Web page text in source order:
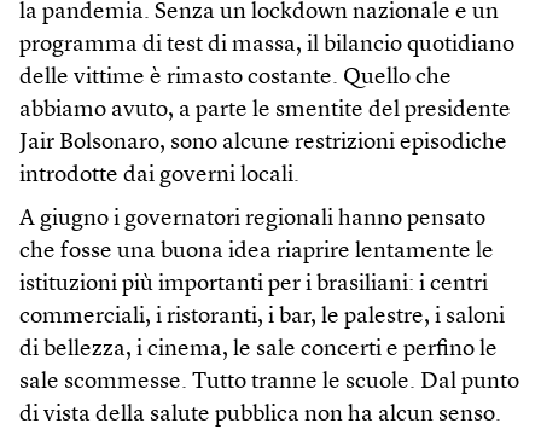
la pandemia. Senza un lockdown nazionale e un
programma di test di massa, il bilancio quotidiano
delle vittime è rimasto costante. Quello che
abbiamo avuto, a parte le smentite del presidente
Jair Bolsonaro, sono alcune restrizioni episodiche
introdotte dai governi locali.
A giugno i governatori regionali hanno pensato
che fosse una buona idea riaprire lentamente le
istituzioni più importanti per i brasiliani: i centri
commerciali, i ristoranti, i bar, le palestre, i saloni
di bellezza, i cinema, le sale concerti e perfino le
sale scommesse. Tutto tranne le scuole. Dal punto
di vista della salute pubblica non ha alcun senso.